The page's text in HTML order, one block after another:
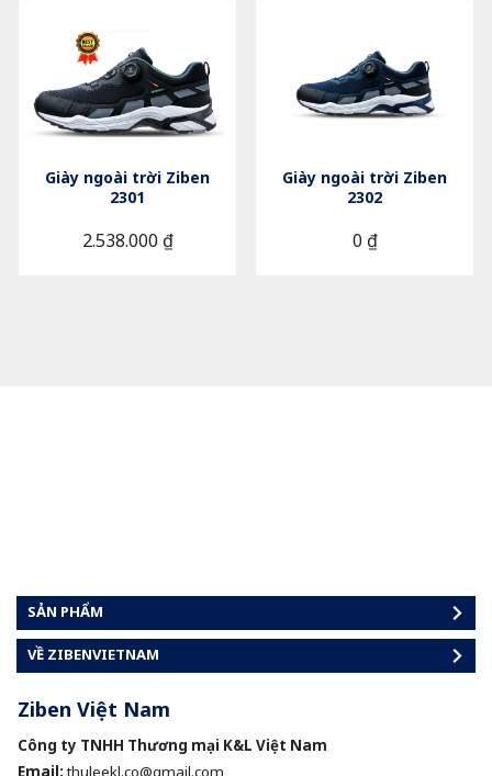
Giày ngoài trời Ziben
2301
2.538.000 ₫
Giày ngoài trời Ziben
2302
0 ₫
SẢN PHẨM
VỀ ZIBENVIETNAM
Ziben Việt Nam
Công ty TNHH Thương mại K&L Việt Nam
Email:thuleekl.co@gmail.com